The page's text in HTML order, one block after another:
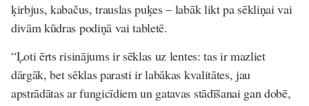
ķirbjus, kabačus, trauslas puķes – labāk likt pa sēkliņai vai
divām kūdras podiņā vai tabletē.
“Ļoti ērts risinājums ir sēklas uz lentes: tas ir mazliet
dārgāk, bet sēklas parasti ir labākas kvalitātes, jau
apstrādātas ar fungicīdiem un gatavas stādīšanai gan dobē,